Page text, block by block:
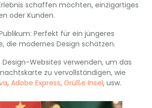
schaffen möchten, einzigartiges
oder Kunden.
Perfekt für ein jüngeres
die modernes Design schätzen.
Design-Websites verwenden, um das
zu vervollständigen, wie
, Adobe Express, Grüße Insel, usw.